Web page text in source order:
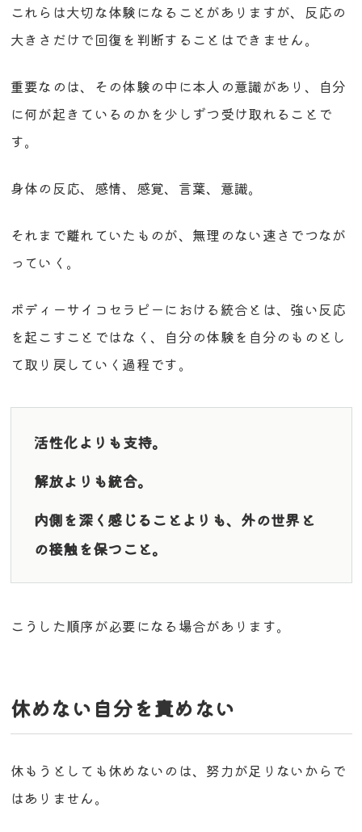
これらは大切な体験になることがありますが、反応の
大きさだけで回復を判断することはできません。
重要なのは、その体験の中に本人の意識があり、自分
に何が起きているのかを少しずつ受け取れることで
す。
身体の反応、感情、感覚、言葉、意識。
それまで離れていたものが、無理のない速さでつなが
っていく。
ボディーサイコセラピーにおける統合とは、強い反応
を起こすことではなく、自分の体験を自分のものとし
て取り戻していく過程です。
活性化よりも支持。
解放よりも統合。
内側を深く感じることよりも、外の世界と
の接触を保つこと。
こうした順序が必要になる場合があります。
休めない自分を責めない
休もうとしても休めないのは、努力が足りないからで
はありません。